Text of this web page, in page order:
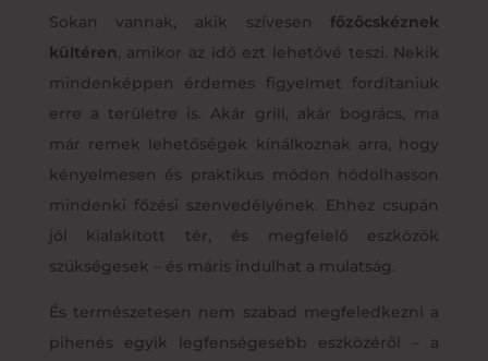
Sokan vannak, akik szívesenfőzőcskéznek
kültéren, amikor az idő ezt lehetővé teszi. Nekik
mindenképpen érdemes figyelmet fordítaniuk
erre a területre is. Akár grill, akár bogrács, ma
már remek lehetőségek kínálkoznak arra, hogy
kényelmesen és praktikus módon hódolhasson
mindenki főzési szenvedélyének. Ehhez csupán
jól kialakított tér, és megfelelő eszközök
szükségesek – és máris indulhat a mulatság.
És természetesen nem szabad megfeledkezni a
pihenés egyik legfenségesebb eszközéről – a